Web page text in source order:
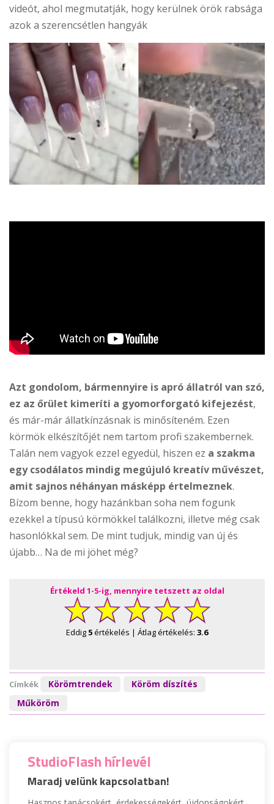
videót, ahol megmutatják, hogy kerülnek örök rabsága
azok a szerencsétlen hangyák
Azt gondolom, bármennyire is apró állatról van szó,
ez az őrület kimeríti a gyomorforgató kifejezést,
és már-már állatkínzásnak is minősíteném. Ezen
körmök elkészítőjét nem tartom profi szakembernek.
Talán nem vagyok ezzel egyedül, hiszen ez a szakma
egy csodálatos mindig megújuló kreatív művészet,
amit sajnos néhányan másképp értelmeznek.
Bízom benne, hogy hazánkban soha nem fogunk
ezekkel a típusú körmökkel találkozni, illetve még csak
hasonlókkal sem. De mint tudjuk, mindig van új és
újabb… Na de mi jöhet még?
Értékeld 1-5-ig, mennyire tetszett az oldal
Eddig 5értékelés | Átlag értékelés: 3.6
Címkék Körömtrendek
Köröm díszítés
Műköröm
StudioFlash hírlevél
Maradj velünk kapcsolatban!